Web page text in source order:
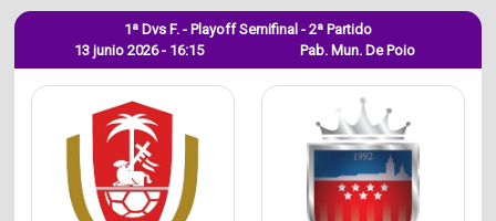
13 junio 2026 - 16:15
1ª Dvs F. - Playoff Semifinal - 2ª Partido
Pab. Mun. De Poio